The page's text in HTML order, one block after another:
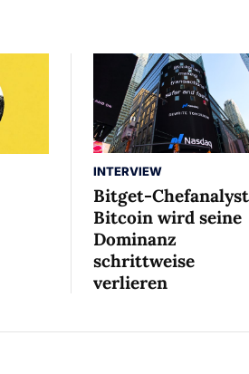
INTERVIEW
Bitget-
Bitcoin wird seine
Dominanz
schrittweise
verlieren